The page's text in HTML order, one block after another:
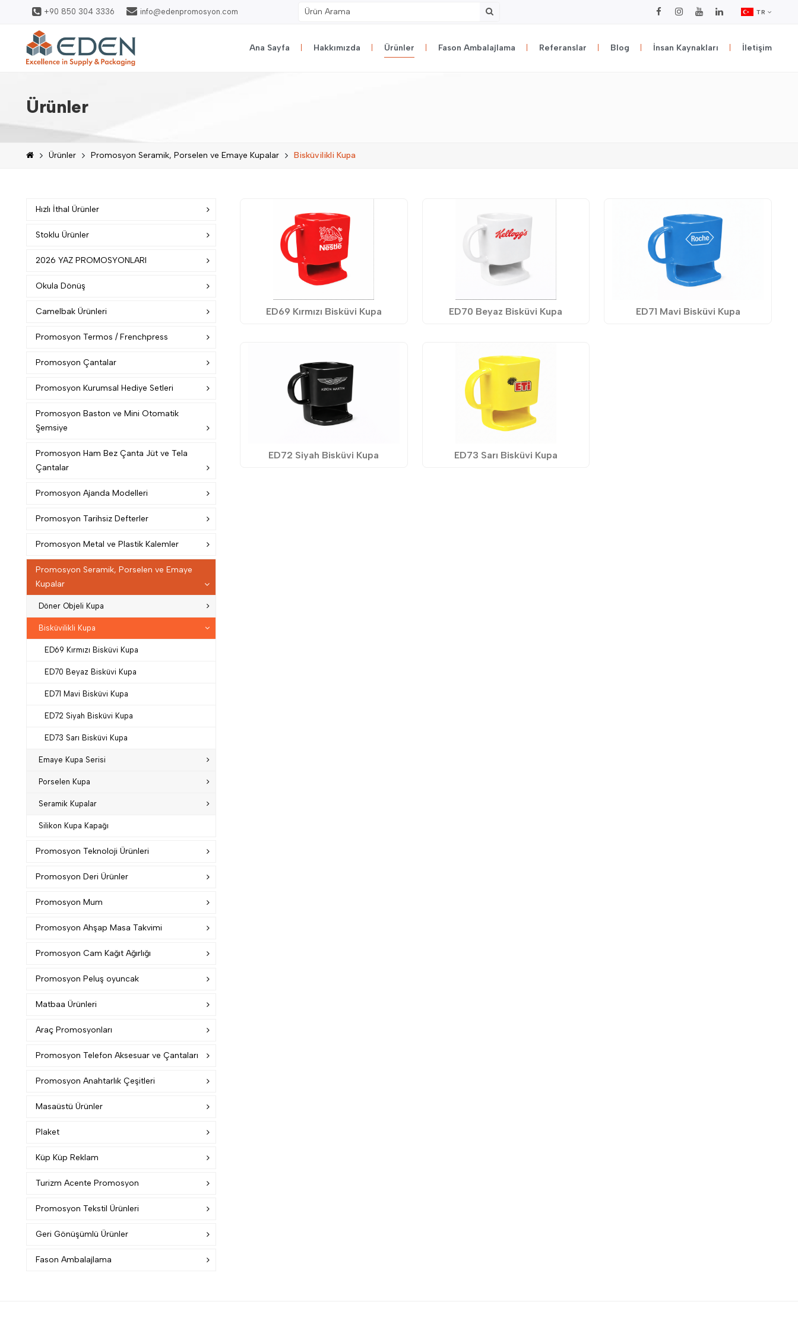
+90 850 304 3336 info@edenpromosyon.com TR
Ana Sayfa Hakkımızda Ürünler Fason Ambalajlama Referanslar Blog İnsan Kaynakları İletişim
Ürünler
Ürünler Promosyon Seramik, Porselen ve Emaye Kupalar Bisküvilikli Kupa
Hızlı İthal Ürünler
Stoklu Ürünler
2026 YAZ PROMOSYONLARI
Okula Dönüş
Camelbak Ürünleri
Promosyon Termos / Frenchpress
Promosyon Çantalar
Promosyon Kurumsal Hediye Setleri
Promosyon Baston ve Mini Otomatik
Şemsiye
Promosyon Ham Bez Çanta Jüt ve Tela
Çantalar
Promosyon Ajanda Modelleri
Promosyon Tarihsiz Defterler
Promosyon Metal ve Plastik Kalemler
Promosyon Seramik, Porselen ve Emaye
Kupalar
Döner Objeli Kupa
Bisküvilikli Kupa
ED69 Kırmızı Bisküvi Kupa
ED70 Beyaz Bisküvi Kupa
ED71 Mavi Bisküvi Kupa
ED72 Siyah Bisküvi Kupa
ED73 Sarı Bisküvi Kupa
Emaye Kupa Serisi
Porselen Kupa
Seramik Kupalar
Silikon Kupa Kapağı
Promosyon Teknoloji Ürünleri
Promosyon Deri Ürünler
Promosyon Mum
Promosyon Ahşap Masa Takvimi
Promosyon Cam Kağıt Ağırlığı
Promosyon Peluş oyuncak
Matbaa Ürünleri
Araç Promosyonları
Promosyon Telefon Aksesuar ve Çantaları
Promosyon Anahtarlık Çeşitleri
Masaüstü Ürünler
Plaket
Küp Küp Reklam
Turizm Acente Promosyon
Promosyon Tekstil Ürünleri
Geri Gönüşümlü Ürünler
Fason Ambalajlama
ED69 Kırmızı Bisküvi Kupa ED70 Beyaz Bisküvi Kupa ED71 Mavi Bisküvi Kupa
ED72 Siyah Bisküvi Kupa ED73 Sarı Bisküvi Kupa